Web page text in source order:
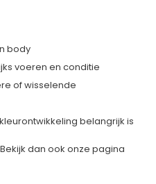
body
voeren en conditie
of wisselende
belangrijk is
dan ook onze pagina